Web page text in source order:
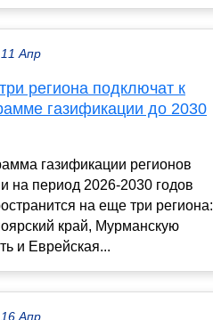
Апр
региона подключат к
газификации до 2030
газификации регионов
на период 2026-2030 годов
на еще три региона:
край, Мурманскую
и Еврейская...
Апр